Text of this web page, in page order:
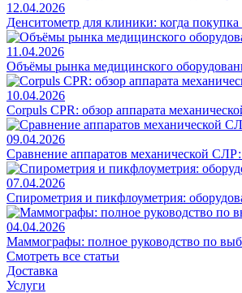
12.04.2026
Денситометр для клиники: когда
11.04.2026
Объёмы рынка медицинского
10.04.2026
Corpuls CPR: обзор аппарата
09.04.2026
Сравнение аппаратов механической
07.04.2026
Спирометрия и пикфлоуметрия:
04.04.2026
Маммографы: полное руководство по
Смотреть все статьи
Доставка
Услуги